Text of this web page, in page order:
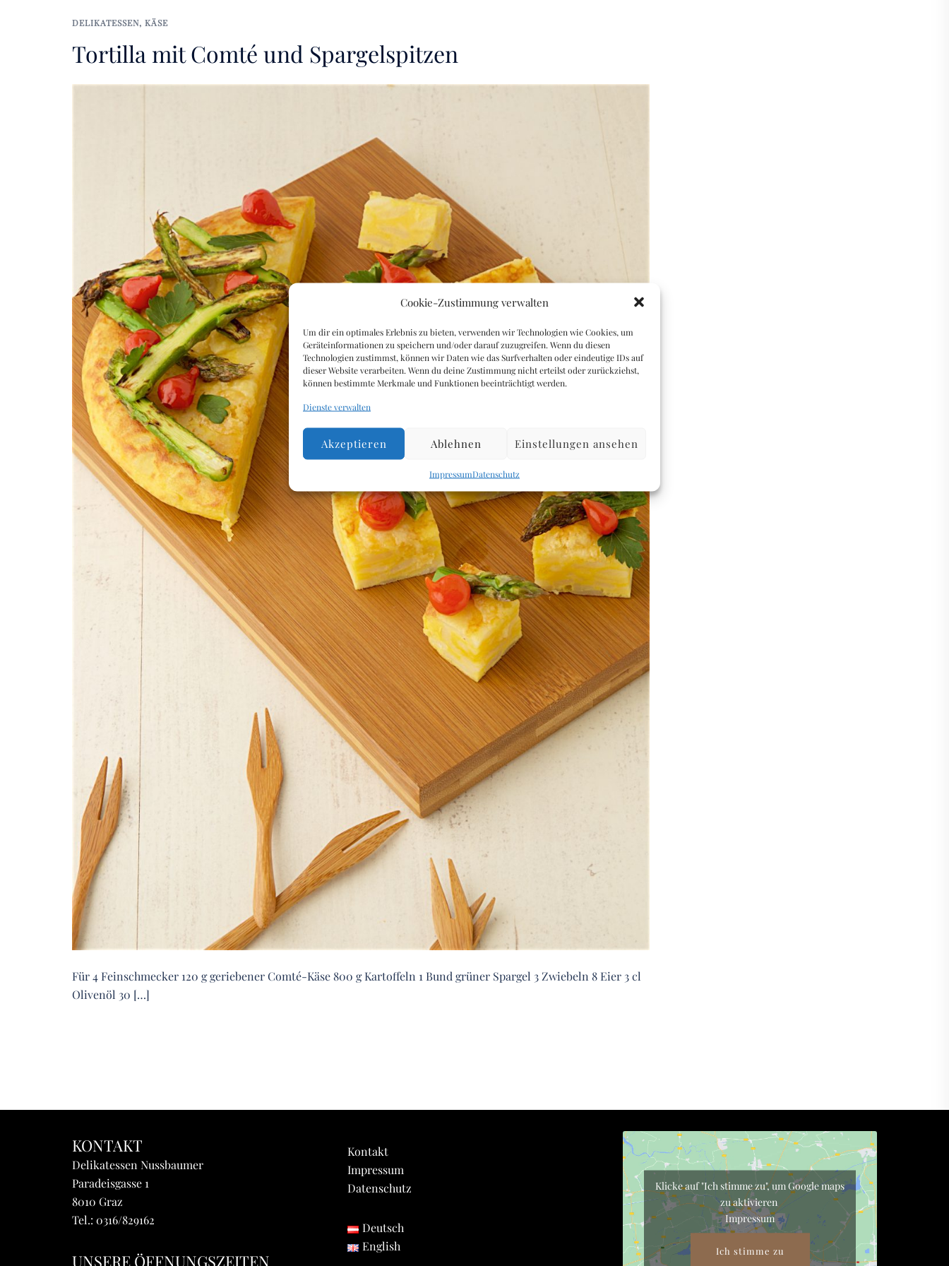
Cookie-Zustimmung verwalten
Um dir ein optimales Erlebnis zu bieten, verwenden wir Technologien wie Cookies, um
Geräteinformationen zu speichern und/oder darauf zuzugreifen. Wenn du diesen
Technologien zustimmst, können wir Daten wie das Surfverhalten oder eindeutige IDs auf
dieser Website verarbeiten. Wenn du deine Zustimmung nicht erteilst oder zurückziehst,
können bestimmte Merkmale und Funktionen beeinträchtigt werden.
Dienste verwalten
Akzeptieren Ablehnen Einstellungen ansehen
ImpressumDatenschutz
DELIKATESSEN, KÄSE
Tortilla mit Comté und Spargelspitzen
Für 4 Feinschmecker 120 g geriebener Comté-Käse 800 g Kartoffeln 1 Bund grüner Spargel 3 Zwiebeln 8 Eier 3 cl
Olivenöl 30 […]
KONTAKT
Delikatessen Nussbaumer
Paradeisgasse 1
8010 Graz
Tel.: 0316/829162
UNSERE ÖFFNUNGSZEITEN
Kontakt
Impressum
Datenschutz
Deutsch
English
Klicke auf "Ich stimme zu", um Google maps
zu aktivieren
Impressum
Ich stimme zu